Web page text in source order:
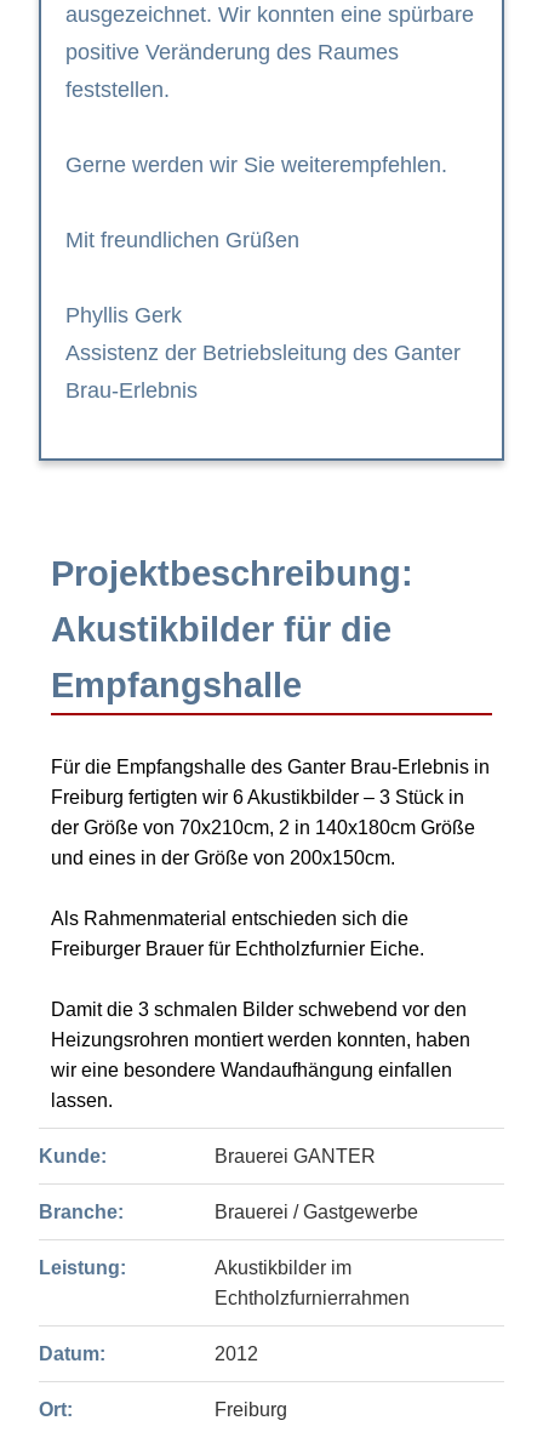
Kunde: Brauerei GANTER
Branche: Brauerei / Gastgewerbe
Leistung:
Akustikbilder im
Echtholzfurnierrahmen
Datum: 2012
Ort: Freiburg
ausgezeichnet. Wir konnten eine spürbare
positive Veränderung des Raumes
feststellen.
Gerne werden wir Sie weiterempfehlen.
Mit freundlichen Grüßen
Phyllis Gerk
Assistenz der Betriebsleitung des Ganter
Brau-Erlebnis
Projektbeschreibung:
Akustikbilder für die
Empfangshalle
Für die Empfangshalle des Ganter Brau-Erlebnis in
Freiburg fertigten wir 6 Akustikbilder – 3 Stück in
der Größe von 70x210cm, 2 in 140x180cm Größe
und eines in der Größe von 200x150cm.
Als Rahmenmaterial entschieden sich die
Freiburger Brauer für Echtholzfurnier Eiche.
Damit die 3 schmalen Bilder schwebend vor den
Heizungsrohren montiert werden konnten, haben
wir eine besondere Wandaufhängung einfallen
lassen.